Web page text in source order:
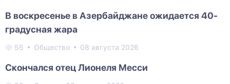
В воскресенье в Азербайджане ожидается 40-
градусная жара
55 Общество 08 августа 2026
Скончался отец Лионеля Месси